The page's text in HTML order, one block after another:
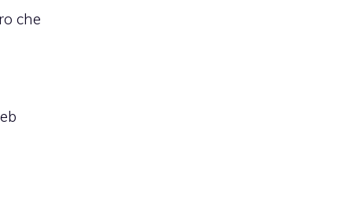
che